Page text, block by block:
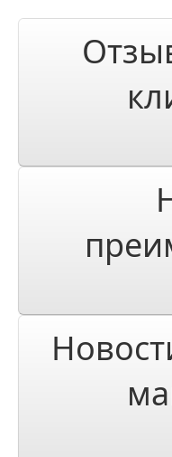
Акции и скидки
Доставка и оплата
Доставка и оплата по
Доставка по Санкт-
Доставка и оплата по
Ответы на часто